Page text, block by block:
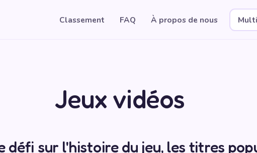
Classement FAQ À propos de nous
Jeux vidéos
défi sur l'histoire du jeu, les titres